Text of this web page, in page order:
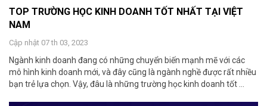
TOP TRƯỜNG HỌC KINH DOANH TỐT NHẤT TẠI VIỆT
NAM
Cập nhật 07 th 03, 2023
Ngành kinh doanh đang có những chuyển biến mạnh mẽ với các
mô hình kinh doanh mới, và đây cũng là ngành nghề được rất nhiều
bạn trẻ lựa chọn. Vậy, đâu là những trường học kinh doanh tốt ...